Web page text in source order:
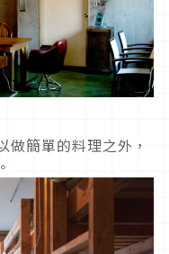
簡單的料理之外，